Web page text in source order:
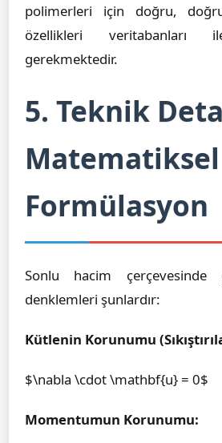
polimerleri için doğru,
özellikleri veritabanları
gerekmektedir.
5. Teknik
Matematiksel
Formülasyon
Sonlu hacim çerçevesinde
denklemleri şunlardır:
Kütlenin Korunumu
$\nabla \cdot \mathbf{u} = 0$
Momentumun Korunumu: